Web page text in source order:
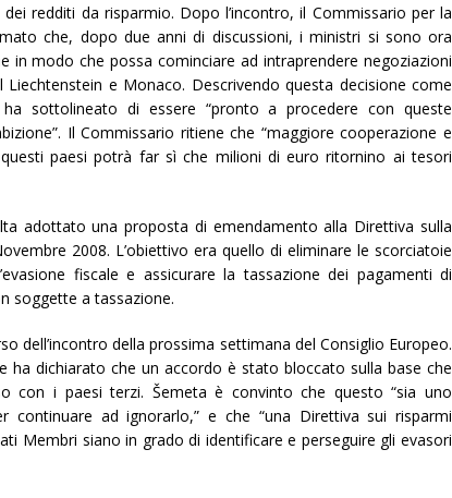
redditi da risparmio. Dopo l’incontro, il Commissario per la
che, dopo due anni di discussioni, i ministri si sono ora
in modo che possa cominciare ad intraprendere negoziazioni
Liechtenstein e Monaco. Descrivendo questa decisione come
sottolineato di essere “pronto a procedere con queste
Il Commissario ritiene che “maggiore cooperazione e
paesi potrà far sì che milioni di euro ritornino ai tesori
adottato una proposta di emendamento alla Direttiva sulla
2008. L’obiettivo era quello di eliminare le scorciatoie
fiscale e assicurare la tassazione dei pagamenti di
soggette a tassazione.
dell’incontro della prossima settimana del Consiglio Europeo.
ha dichiarato che un accordo è stato bloccato sulla base che
con i paesi terzi. Šemeta è convinto che questo “sia uno
ad ignorarlo,” e che “una Direttiva sui risparmi
Membri siano in grado di identificare e perseguire gli evasori